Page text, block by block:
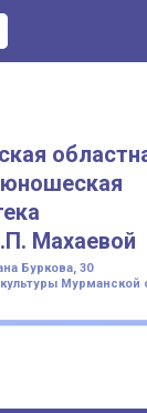
Махаевой
Буркова, 30
Мурманской